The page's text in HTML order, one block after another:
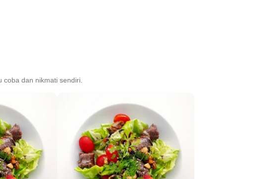
dan nikmati sendiri.